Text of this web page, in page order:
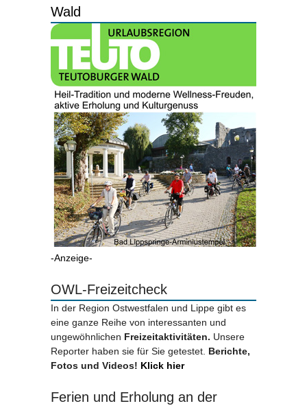
Wald
-Anzeige-
OWL-Freizeitcheck
In der Region Ostwestfalen und Lippe gibt es
eine ganze Reihe von interessanten und
ungewöhnlichen Freizeitaktivitäten. Unsere
Reporter haben sie für Sie getestet. Berichte,
Fotos und Videos! Klick hier
Ferien und Erholung an der